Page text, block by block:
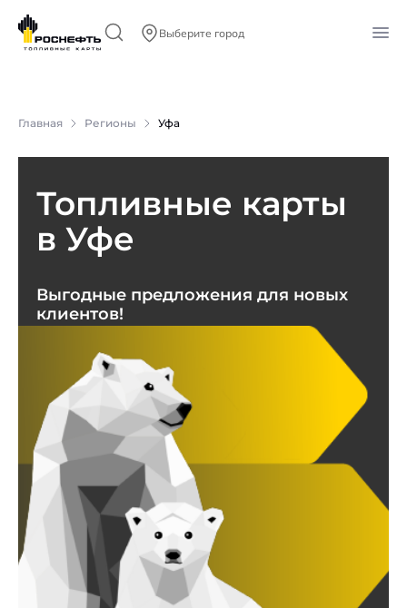
Выберите город
Главная Регионы Уфа
Топливные карты
в Уфе
Выгодные предложения для новых
клиентов!